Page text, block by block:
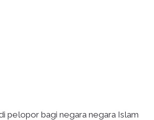
pelopor bagi negara negara Islam